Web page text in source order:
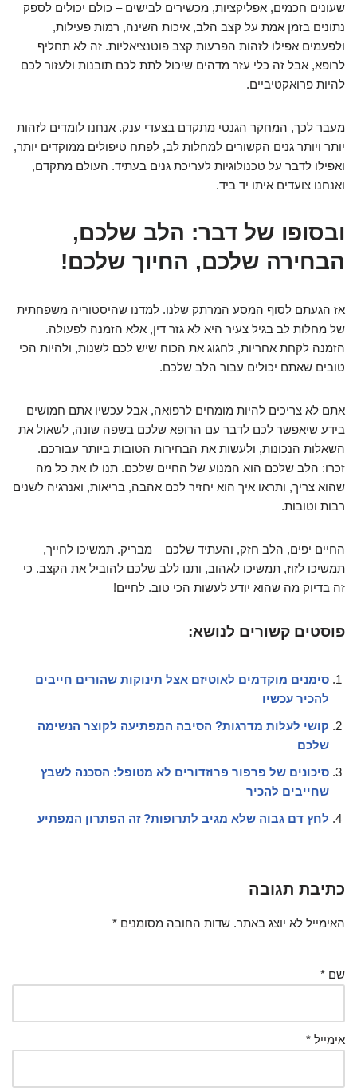
שעונים חכמים, אפליקציות, מכשירים לבישים – כולם יכולים לספק
נתונים בזמן אמת על קצב הלב, איכות השינה, רמות פעילות,
ולפעמים אפילו לזהות הפרעות קצב פוטנציאליות. זה לא תחליף
לרופא, אבל זה כלי עזר מדהים שיכול לתת לכם תובנות ולעזור לכם
להיות פרואקטיביים.
מעבר לכך, המחקר הגנטי מתקדם בצעדי ענק. אנחנו לומדים לזהות
יותר ויותר גנים הקשורים למחלות לב, לפתח טיפולים ממוקדים יותר,
ואפילו לדבר על טכנולוגיות לעריכת גנים בעתיד. העולם מתקדם,
ואנחנו צועדים איתו יד ביד.
ובסופו של דבר: הלב שלכם,
הבחירה שלכם, החיוך שלכם!
אז הגעתם לסוף המסע המרתק שלנו. למדנו שהיסטוריה משפחתית
של מחלות לב בגיל צעיר היא לא גזר דין, אלא הזמנה לפעולה.
הזמנה לקחת אחריות, לחגוג את הכוח שיש לכם לשנות, ולהיות הכי
טובים שאתם יכולים עבור הלב שלכם.
אתם לא צריכים להיות מומחים לרפואה, אבל עכשיו אתם חמושים
בידע שיאפשר לכם לדבר עם הרופא שלכם בשפה שונה, לשאול את
השאלות הנכונות, ולעשות את הבחירות הטובות ביותר עבורכם.
זכרו: הלב שלכם הוא המנוע של החיים שלכם. תנו לו את כל מה
שהוא צריך, ותראו איך הוא יחזיר לכם אהבה, בריאות, ואנרגיה לשנים
רבות וטובות.
החיים יפים, הלב חזק, והעתיד שלכם – מבריק. תמשיכו לחייך,
תמשיכו לזוז, תמשיכו לאהוב, ותנו ללב שלכם להוביל את הקצב. כי
זה בדיוק מה שהוא יודע לעשות הכי טוב. לחיים!
פוסטים קשורים לנושא:
סימנים מוקדמים לאוטיזם אצל תינוקות שהורים חייבים
להכיר עכשיו
קושי לעלות מדרגות? הסיבה המפתיעה לקוצר הנשימה
שלכם
סיכונים של פרפור פרוזדורים לא מטופל: הסכנה לשבץ
שחייבים להכיר
לחץ דם גבוה שלא מגיב לתרופות? זה הפתרון המפתיע
כתיבת תגובה
האימייל לא יוצג באתר. שדות החובה מסומנים *
שם *
אימייל *